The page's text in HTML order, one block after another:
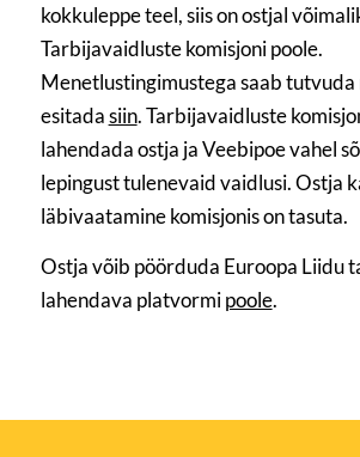
kokkuleppe teel, siis on ostjal
Tarbijavaidluste komisjoni poole.
Menetlustingimustega saab tutvuda
esitadasiin. Tarbijavaidluste
lahendada ostja ja Veebipoe vahel
lepingust tulenevaid vaidlusi. Ostja
läbivaatamine komisjonis on tasuta.
Ostja võib pöörduda Euroopa Liidu
lahendava platvormipoole.